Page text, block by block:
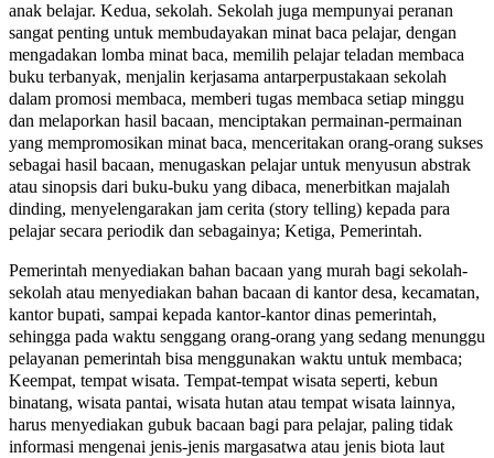
anak belajar. Kedua, sekolah. Sekolah juga mempunyai peranan
sangat penting untuk membudayakan minat baca pelajar, dengan
mengadakan lomba minat baca, memilih pelajar teladan membaca
buku terbanyak, menjalin kerjasama antarperpustakaan sekolah
dalam promosi membaca, memberi tugas membaca setiap minggu
dan melaporkan hasil bacaan, menciptakan permainan-permainan
yang mempromosikan minat baca, menceritakan orang-orang sukses
sebagai hasil bacaan, menugaskan pelajar untuk menyusun abstrak
atau sinopsis dari buku-buku yang dibaca, menerbitkan majalah
dinding, menyelengarakan jam cerita (story telling) kepada para
pelajar secara periodik dan sebagainya; Ketiga, Pemerintah.
Pemerintah menyediakan bahan bacaan yang murah bagi sekolah-
sekolah atau menyediakan bahan bacaan di kantor desa, kecamatan,
kantor bupati, sampai kepada kantor-kantor dinas pemerintah,
sehingga pada waktu senggang orang-orang yang sedang menunggu
pelayanan pemerintah bisa menggunakan waktu untuk membaca;
Keempat, tempat wisata. Tempat-tempat wisata seperti, kebun
binatang, wisata pantai, wisata hutan atau tempat wisata lainnya,
harus menyediakan gubuk bacaan bagi para pelajar, paling tidak
informasi mengenai jenis-jenis margasatwa atau jenis biota laut